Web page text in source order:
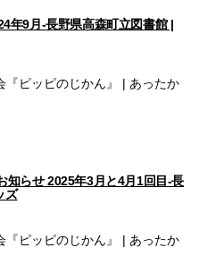
年9月-長野県高森町立図書館 |
ピッピのじかん』 | あったか
知らせ 2025年3月と4月1回目-長
ズの
ピッピのじかん』 | あったか